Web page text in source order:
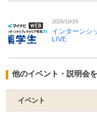
2026/10/24
インターンシ
LIVE
他のイベント・説明会
イベント